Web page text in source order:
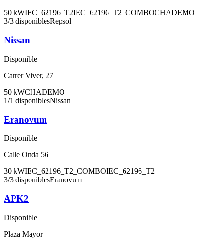
50 kWIEC_62196_T2IEC_62196_T2_COMBOCHADEMO
3/3 disponiblesRepsol
Nissan
Disponible
Carrer Viver, 27
50 kWCHADEMO
1/1 disponiblesNissan
Eranovum
Disponible
Calle Onda 56
30 kWIEC_62196_T2_COMBOIEC_62196_T2
3/3 disponiblesEranovum
APK2
Disponible
Plaza Mayor